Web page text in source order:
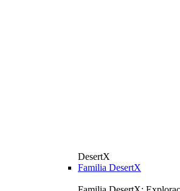
DesertX
Familia DesertX